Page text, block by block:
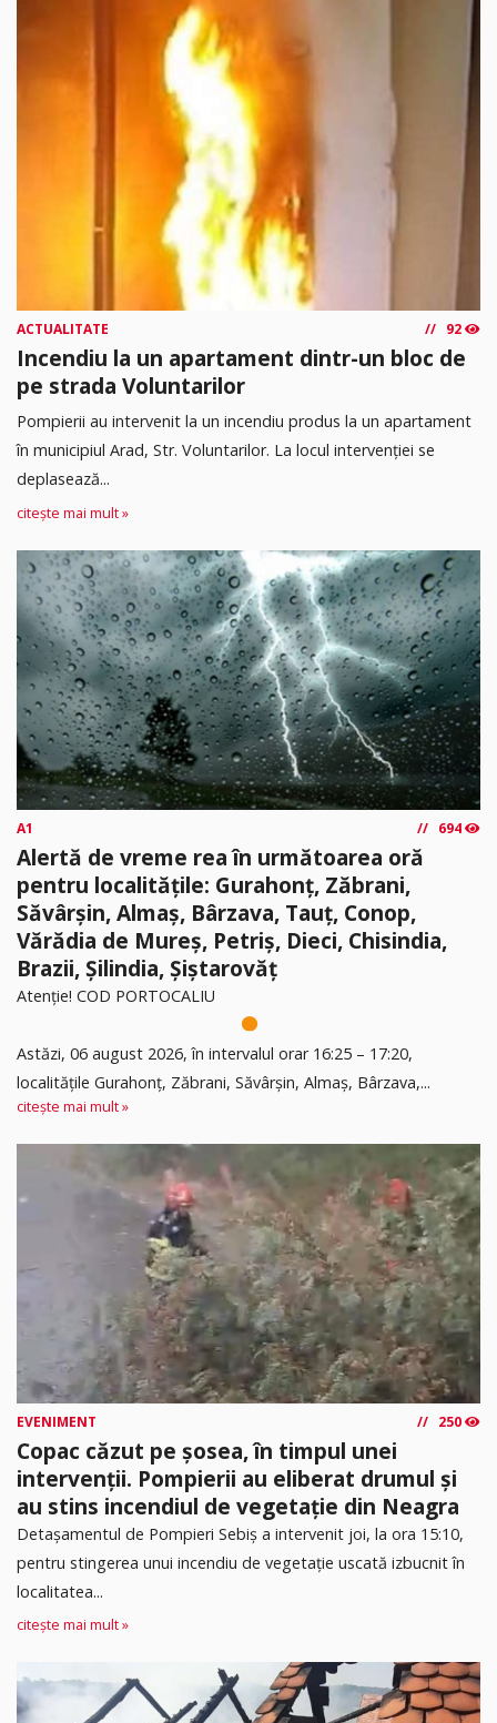
ACTUALITATE 92
Incendiu la un apartament dintr-un bloc de
pe strada Voluntarilor
Pompierii au intervenit la un incendiu produs la un apartament
în municipiul Arad, Str. Voluntarilor. La locul intervenției se
deplasează...
citește mai mult »
A1 694
Alertă de vreme rea în următoarea oră
pentru localitățile: Gurahonț, Zăbrani,
Săvârșin, Almaș, Bârzava, Tauț, Conop,
Vărădia de Mureș, Petriș, Dieci, Chisindia,
Brazii, Șilindia, Șiștarovăț
Atenție! COD PORTOCALIU
Astăzi, 06 august 2026, în intervalul orar 16:25 – 17:20,
localitățile Gurahonț, Zăbrani, Săvârșin, Almaș, Bârzava,...
citește mai mult »
EVENIMENT 250
Copac căzut pe șosea, în timpul unei
intervenții. Pompierii au eliberat drumul și
au stins incendiul de vegetație din Neagra
Detașamentul de Pompieri Sebiș a intervenit joi, la ora 15:10,
pentru stingerea unui incendiu de vegetație uscată izbucnit în
localitatea...
citește mai mult »